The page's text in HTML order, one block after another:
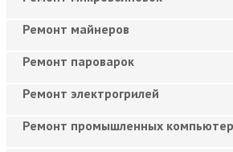
Ремонт майнеров
Ремонт пароварок
Ремонт электрогрилей
Ремонт промышленных